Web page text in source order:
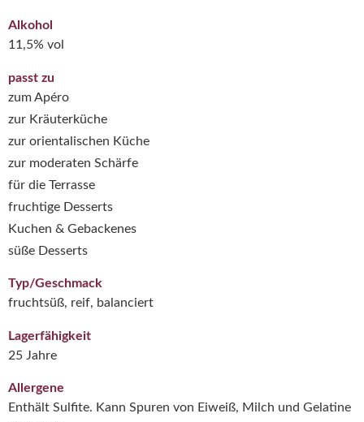
Alkohol
11,5% vol
passt zu
zum Apéro
zur Kräuterküche
zur orientalischen Küche
zur moderaten Schärfe
für die Terrasse
fruchtige Desserts
Kuchen & Gebackenes
süße Desserts
Typ/Geschmack
fruchtsüß, reif, balanciert
Lagerfähigkeit
25 Jahre
Allergene
Enthält Sulfite. Kann Spuren von Eiweiß, Milch und Gelatine